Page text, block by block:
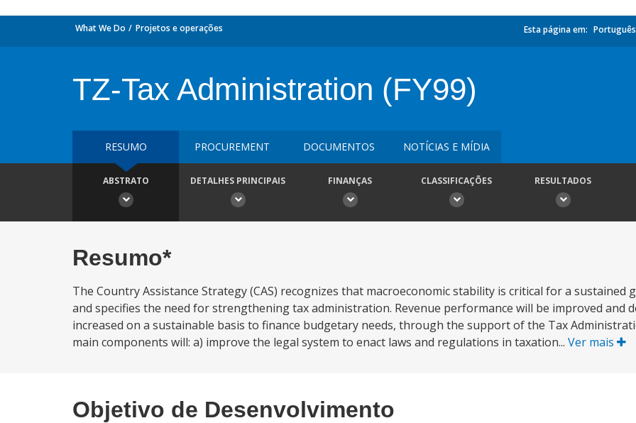
What We Do Projetos e operações Esta página em: Português
TZ-Tax Administration (FY99)
RESUMO PROCUREMENT DOCUMENTOS NOTÍCIAS E MÍDIA
ABSTRATO DETALHES PRINCIPAIS FINANÇAS CLASSIFICAÇÕES RESULTADOS
Resumo*
The Country Assistance Strategy (CAS) recognizes that macroeconomic stability is critical for a sustained
and specifies the need for strengthening tax administration. Revenue performance will be improved and
increased on a sustainable basis to finance budgetary needs, through the support of the Tax
main components will: a) improve the legal system to enact laws and regulations in taxation... Ver mais
Objetivo de Desenvolvimento